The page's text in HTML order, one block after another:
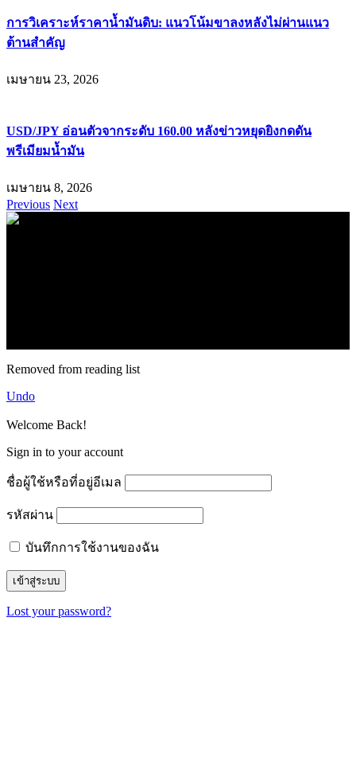
การวิเคราะห์ราคาน้ำมันดิบ: แนวโน้มขาลงหลังไม่ผ่านแนว
ต้านสำคัญ
เมษายน 23, 2026
USD/JPY อ่อนตัวจากระดับ 160.00 หลังข่าวหยุดยิงกดดัน
พรีเมียมน้ำมัน
เมษายน 8, 2026
Previous Next
Removed from reading list
Undo
Welcome Back!
Sign in to your account
ชื่อผู้ใช้หรือที่อยู่อีเมล
รหัสผ่าน
บันทึกการใช้งานของฉัน
Lost your password?